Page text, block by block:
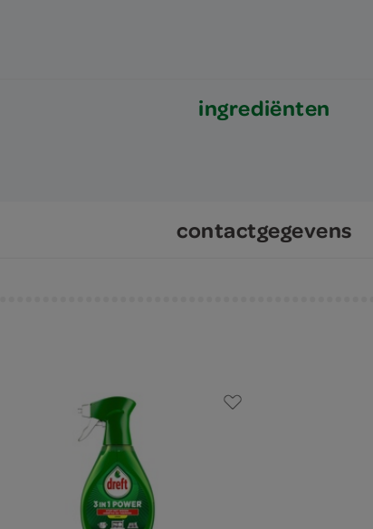
ingrediënten
contactgegevens